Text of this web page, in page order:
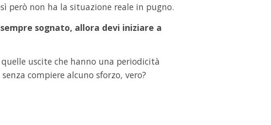
però non ha la situazione reale in pugno.
sognato, allora devi iniziare a
uscite che hanno una periodicità
compiere alcuno sforzo, vero?